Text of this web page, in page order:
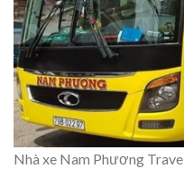
Nhà xe Nam Phương